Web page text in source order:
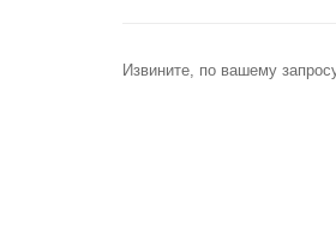
Извините, по вашему